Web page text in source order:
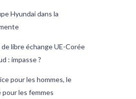
Hyundai dans la
libre échange UE-Corée
: impasse ?
pour les hommes, le
pour les femmes